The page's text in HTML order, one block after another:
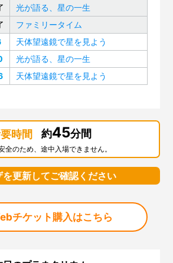
光が語る、星の一生
ファミリータイム
天体望遠鏡で星を見よう
光が語る、星の一生
天体望遠鏡で星を見よう
時間 約45分間
全のため、途中入場できません。
を更新してご確認ください
チケット購入はこちら